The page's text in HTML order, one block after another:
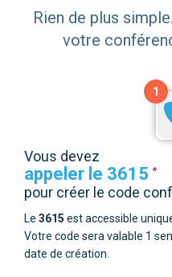
Rien de plus
votre
1
Vous devez
appeler le 3615 *
pour créer le code
Le 3615 est accessible
Votre code sera valable 1
date de création.